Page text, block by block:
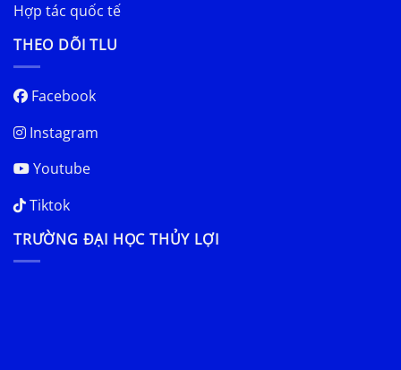
Hợp tác quốc tế
THEO DÕI TLU
Facebook
Instagram
Youtube
Tiktok
TRƯỜNG ĐẠI HỌC THỦY LỢI